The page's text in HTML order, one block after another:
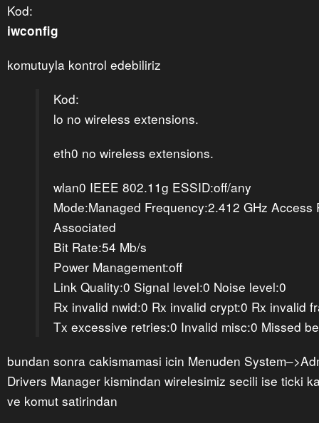
Kod:
iwconfig
komutuyla kontrol edebiliriz
Kod:
lo no wireless extensions.
eth0 no wireless extensions.
wlan0 IEEE 802.11g ESSID:off/any
Mode:Managed Frequency:2.412 GHz Access
Associated
Bit Rate:54 Mb/s
Power Management:off
Link Quality:0 Signal level:0 Noise level:0
Rx invalid nwid:0 Rx invalid crypt:0 Rx invalid
Tx excessive retries:0 Invalid misc:0 Missed
bundan sonra cakismamasi icin Menuden
Drivers Manager kismindan wirelesimiz secili ise ticki
ve komut satirindan